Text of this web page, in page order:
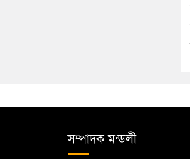
সম্পাদক মন্ডলী